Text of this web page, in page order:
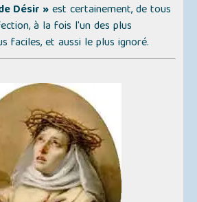
Désir »est certainement, de tous
à la fois l'un des plus
faciles, et aussi le plus ignoré.